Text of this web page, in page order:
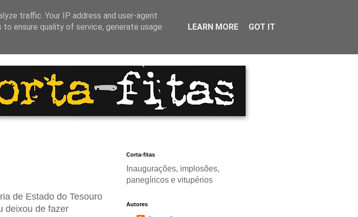
de Estado do Tesouro
deixou de fazer
Corta-fitas
Inaugurações, implosões,
panegíricos e vitupérios
Autores
traffic. Your IP address and user-agent
ensure quality of service, generate usage
LEARN MORE GOT IT